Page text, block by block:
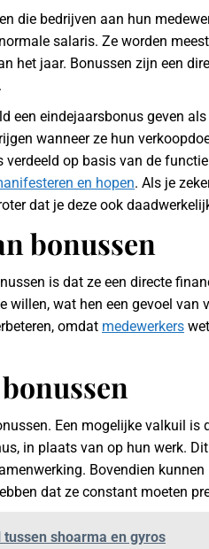
die bedrijven aan hun
salaris. Ze worden
het jaar. Bonussen zijn een
een eindejaarsbonus geven
wanneer ze hun
op basis van de
en hopen. Als je
dat je deze ook
bonussen
is dat ze een directe
willen, wat hen een gevoel
omdat medewerkers
Een mogelijke valkuil
in plaats van op hun werk.
Bovendien
dat ze constant moeten
tussen shoarma en gyros